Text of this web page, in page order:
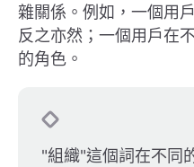
雜關係。例如，一個用
反之亦然；一個用戶在
的角色。
"組織"這個詞在不同